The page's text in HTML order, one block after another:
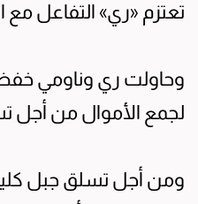
تعتزم «ري» التفاعل مع
وحاولت ري وناومي
لجمع الأموال من أجل
ومن أجل تسلق جبل